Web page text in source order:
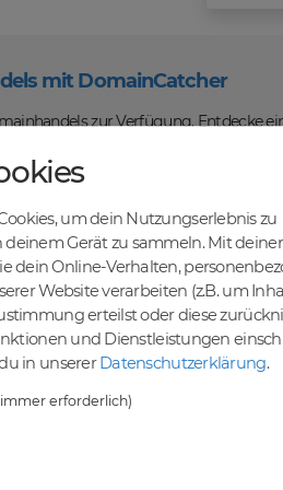
mit DomainCatcher
zur Verfügung. Entdecke
recyceln kannst. Profitiere von
Mit unserem breiten Angebot an
Nutze die Möglichkeit,
an Domains
erstklassigen Domains, die darauf
Online-Präsenz zu stärken und
wir deinen Erfolg im Online-Bereich.
um dein Nutzungserlebnis zu
Gerät zu sammeln. Mit deiner
dein Online-Verhalten,
Website verarbeiten (z.B. um
erteilst oder diese
und Dienstleistungen
in unsererDatenschutzerklärung.
erforderlich)